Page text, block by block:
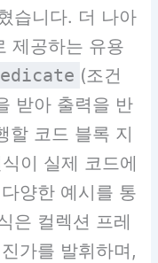
습니다. 더 나아
제공하는 유용
(조건
받아 출력을 반
할 코드 블록 지
이 실제 코드에
양한 예시를 통
은 컬렉션 프레
가를 발휘하며,